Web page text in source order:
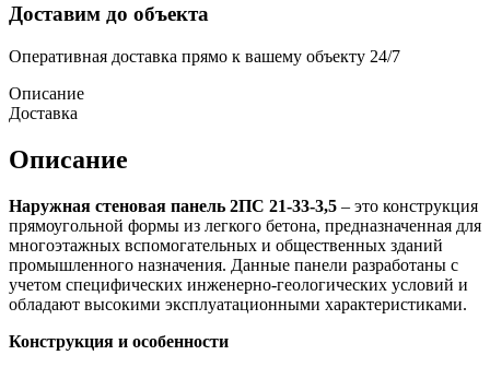
Доставим до объекта
Оперативная доставка прямо к вашему объекту 24/7
Описание
Доставка
Описание
Наружная стеновая панель 2ПС 21-33-3,5 – это конструкция
прямоугольной формы из легкого бетона, предназначенная для
многоэтажных вспомогательных и общественных зданий
промышленного назначения. Данные панели разработаны с
учетом специфических инженерно-геологических условий и
обладают высокими эксплуатационными характеристиками.
Конструкция и особенности